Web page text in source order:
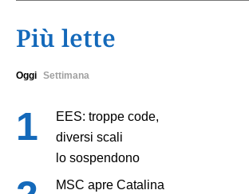
Più lette
Oggi Settimana
EES: troppe code,
diversi scali
lo sospendono
MSC apre Catalina